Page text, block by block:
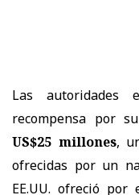
Las autoridades
recompensa por
US$25 millones,
ofrecidas por un
EE.UU. ofreció